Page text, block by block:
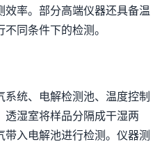
率。部分高端仪器还具备温
同条件下的检测。
统、电解检测池、温度控制
透湿室将样品分隔成干湿两
入电解池进行检测。仪器测